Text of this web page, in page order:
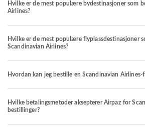
Hvilke er de mest populære bydestinasjoner som
Airlines?
Hvilke er de mest populære flyplassdestinasjoner
Scandinavian Airlines?
Hvordan kan jeg bestille en Scandinavian Airlines-
Hvilke betalingsmetoder aksepterer Airpaz for
bestillinger?